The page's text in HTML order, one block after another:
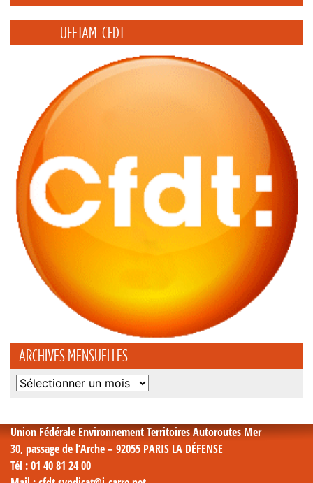
_____ UFETAM-CFDT
ARCHIVES MENSUELLES
Archives
Union Fédérale Environnement Territoires Autoroutes Mer
30, passage de l’Arche – 92055 PARIS LA DÉFENSE
Tél : 01 40 81 24 00